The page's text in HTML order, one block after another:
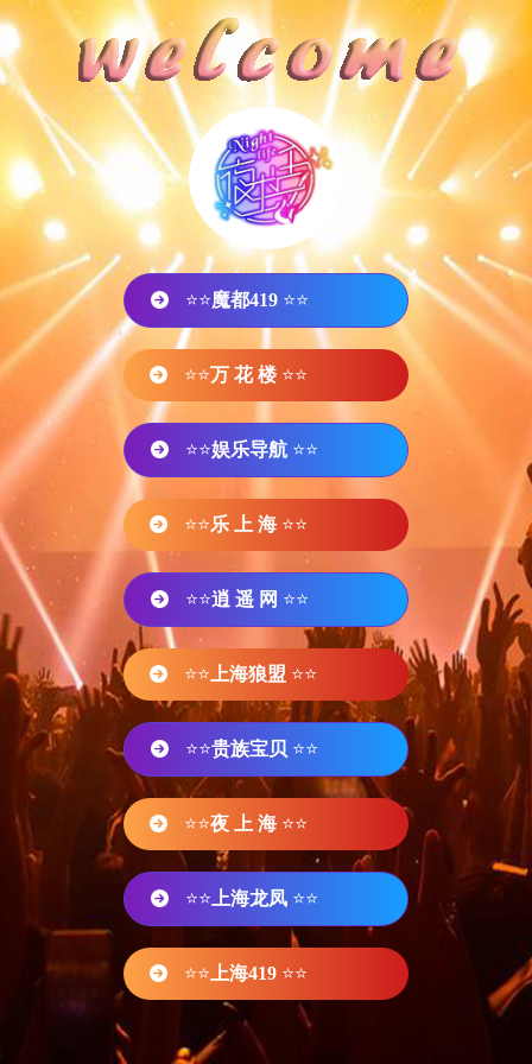
⭐⭐魔都419 ⭐⭐
⭐⭐万 花 楼 ⭐⭐
⭐⭐娱乐导航 ⭐⭐
⭐⭐乐 上 海 ⭐⭐
⭐⭐逍 遥 网 ⭐⭐
⭐⭐ 上海狼盟 ⭐⭐
⭐⭐贵族宝贝 ⭐⭐
⭐⭐夜 上 海 ⭐⭐
⭐⭐ 上海龙凤 ⭐⭐
⭐⭐ 上海419 ⭐⭐